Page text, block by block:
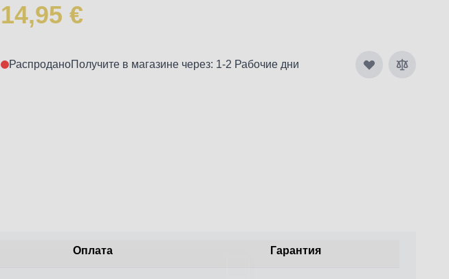
14,95 €
РаспроданоПолучите в магазине через: 1-2 Рабочие дни
Оплата Гарантия